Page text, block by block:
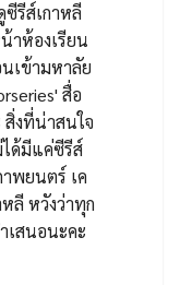
รีส์เกาหลี
าห้องเรียน
เข้ามหาลัย
สื่อ
งที่น่าสนใจ
ได้มีแค่ซีรีส์
พยนตร์ เค
ลี หวังว่าทุก
สนอนะคะ